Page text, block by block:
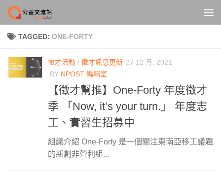
Skip to content
TAGGED: ONE-FORTY
徵才活動 / 徵才訊息更新 27 12 月, 2021
BY NPOST 編輯室
【徵才幫推】One-Forty 年度徵才
季 「Now, it’s your turn.」 年度志
工、實習生招募中
組織介紹 One-Forty 是一個關注東南亞移工議題
的新創非營利組...